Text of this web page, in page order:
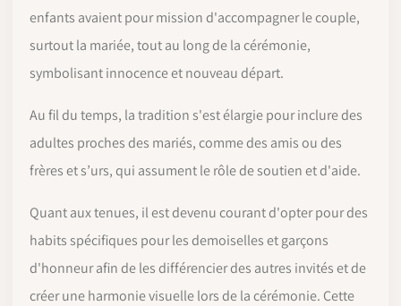
enfants avaient pour mission d'accompagner le couple,
surtout la mariée, tout au long de la cérémonie,
symbolisant innocence et nouveau départ.
Au fil du temps, la tradition s'est élargie pour inclure des
adultes proches des mariés, comme des amis ou des
frères et s’urs, qui assument le rôle de soutien et d'aide.
Quant aux tenues, il est devenu courant d'opter pour des
habits spécifiques pour les demoiselles et garçons
d'honneur afin de les différencier des autres invités et de
créer une harmonie visuelle lors de la cérémonie. Cette